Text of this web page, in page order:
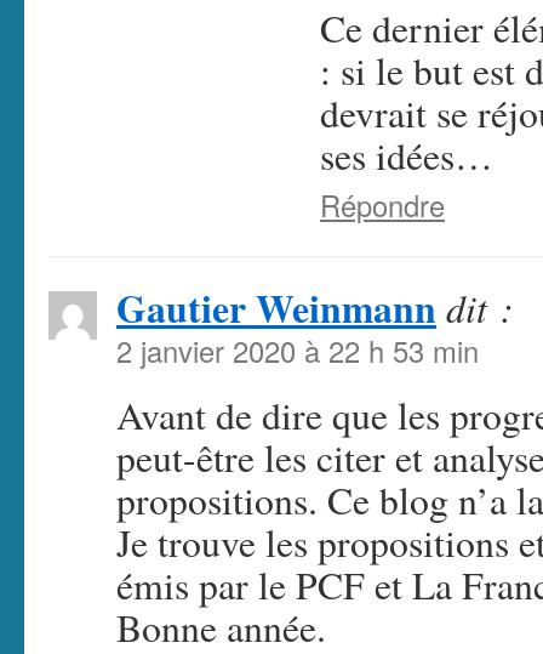
Ce dernier
: si le but est
devrait se
ses idées…
Répondre
Gautier Weinmann dit :
2 janvier 2020 à 22 h 53 min
Avant de dire que les
peut-être les citer et
propositions. Ce blog n’a
Je trouve les propositions
émis par le PCF et La
Bonne année.